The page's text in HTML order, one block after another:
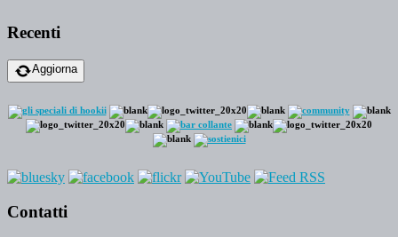
Recenti
Aggiorna
Contatti